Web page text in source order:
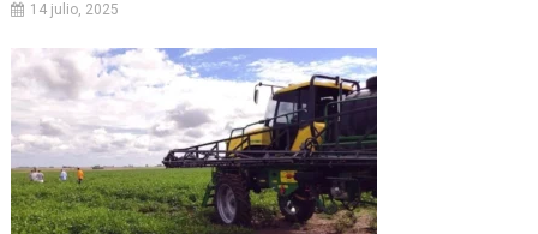
14 julio, 2025